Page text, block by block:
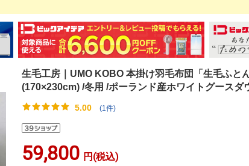
生毛工房｜UMO KOBO 本掛け羽毛布団「生毛ふと
(170×230cm) /冬用 /ポーランド産ホワイトグースダ
5.00 (1件)
59,800 円(税込)